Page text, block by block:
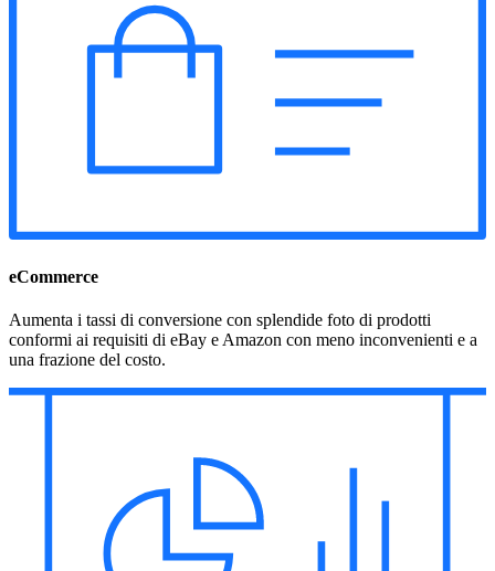
eCommerce
Aumenta i tassi di conversione con splendide foto di prodotti
conformi ai requisiti di eBay e Amazon con meno inconvenienti e a
una frazione del costo.